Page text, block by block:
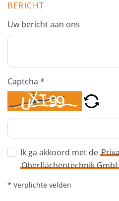
BERICHT
Uw bericht aan ons
Captcha *
Ik ga akkoord met de
Oberflächentechnik
* Verplichte velden